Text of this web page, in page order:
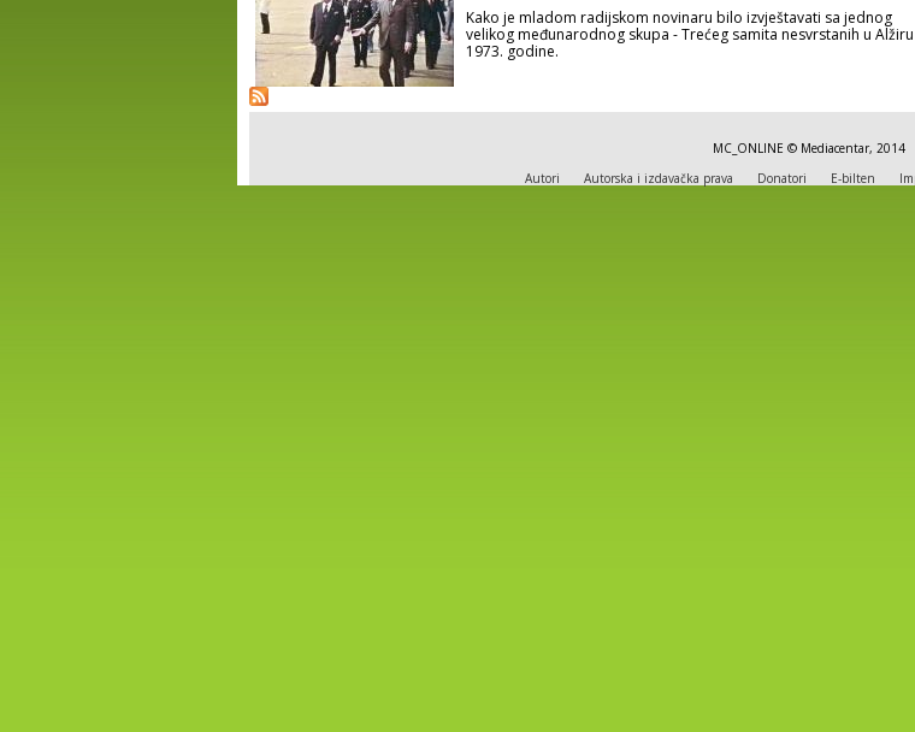
Kako je mladom radijskom novinaru bilo izvještavati sa jednog
velikog međunarodnog skupa - Trećeg samita nesvrstanih u Alžiru
1973. godine.
MC_ONLINE © Mediacentar, 2014
Autori
Autorska i izdavačka prava Donatori E-bilten